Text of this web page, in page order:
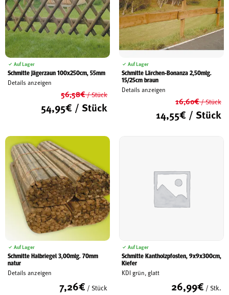
Service
Kontakt & Anfahrt
Über uns
Geschichte
Auf Lager
Schmitte Jägerzaun 100x250cm, 55mm
Details anzeigen
56,58€/ Stück
Preis
54,95€ / Stück
ist:
Auf Lager
Schmitte Lärchen-Bonanza 2,50mlg.
15/25cm braun
Details anzeigen
16,60€/ Stück
14,55€ / Stück
Auf Lager
Schmitte Halbriegel 3,00mlg. 70mm
natur
Details anzeigen
7,26€ / Stück
Auf Lager
Schmitte Kantholzpfosten, 9x9x300cm,
Kiefer
KDI grün, glatt
26,99€ / Stk.